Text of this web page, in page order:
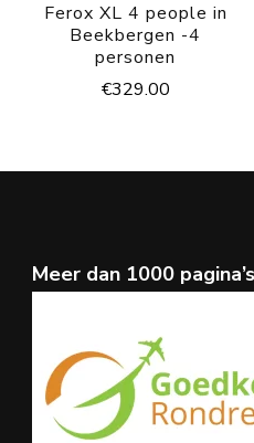
Ferox XL 4 people in
Beekbergen -4
personen
€329.00
Meer dan 1000